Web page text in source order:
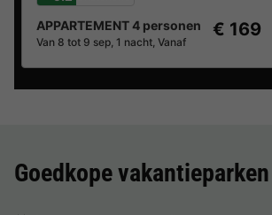
APPARTEMENT 4 personen
Van 8 tot 9 sep, 1 nacht, Vanaf
€ 169
Goedkope